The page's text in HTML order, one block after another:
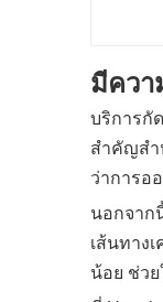
มีควา
บริการกั
สำคัญสำ
ว่าการอ
นอกจาก
เส้นทาง
น้อย ช่ว